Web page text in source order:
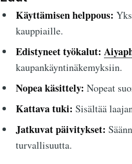
Käyttämisen helppous:
kauppiaille.
Edistyneet työkalut:
kaupankäyntinäkemyksiin.
Nopea käsittely: Nopeat
Kattava tuki: Sisältää
Jatkuvat päivitykset:
turvallisuutta.